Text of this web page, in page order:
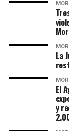
La
El
y